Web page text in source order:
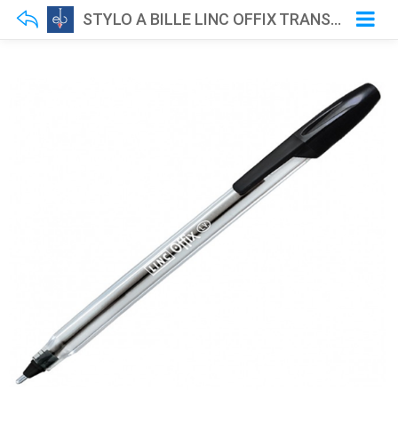
STYLO A BILLE LINC OFFIX TRANSPARENT NOIR